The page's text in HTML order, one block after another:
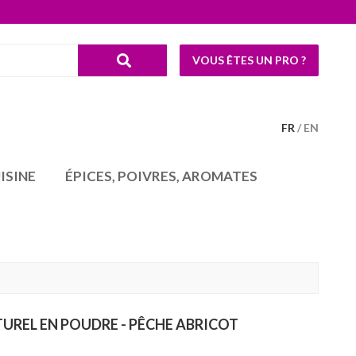
FR EN
VOUS ÊTES UN PRO ?
ÉPICES, POIVRES, AROMATES
EN POUDRE - PÊCHE ABRICOT